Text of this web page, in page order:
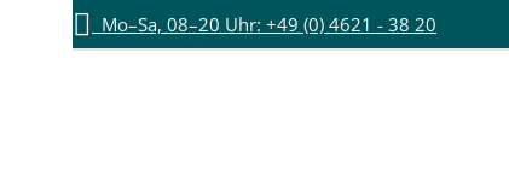
Zum Hauptinhalt springen
Zur Hauptnavigation springen
Mo–Sa, 08–20 Uhr: +49 (0) 4621 - 38 20